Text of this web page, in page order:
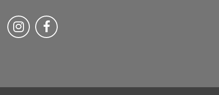
Bistum Trier auf Instragram
Bistum Trier auf Facebook